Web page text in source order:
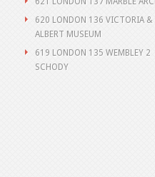
620 LONDON 136 VICTORIA &
ALBERT MUSEUM
619 LONDON 135 WEMBLEY 2
SCHODY